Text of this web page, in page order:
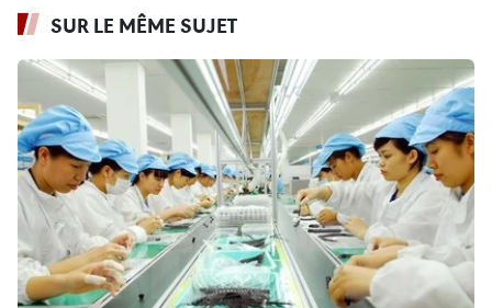
SUR LE MÊME SUJET